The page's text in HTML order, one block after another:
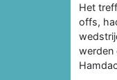
Het
offs,
werden